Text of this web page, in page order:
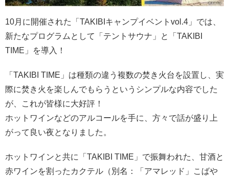
10月に開催された「TAKIBIキャンプイベントvol.4」では、
新たなプログラムとして「テントサウナ」と「TAKIBI
TIME」を導入！
「TAKIBI TIME」は種類の違う複数の焚き火台を設置し、実
際に焚き火を楽しんでもらうというシンプルな内容でした
が、これが皆様に大好評！
ホットワインなどのアルコールを手に、方々で話が盛り上
がって良い夜となりました。
ホットワインと共に「TAKIBI TIME」で振舞われた、甘酒と
赤ワインを割ったカクテル（別名：「アマレッド」こばや